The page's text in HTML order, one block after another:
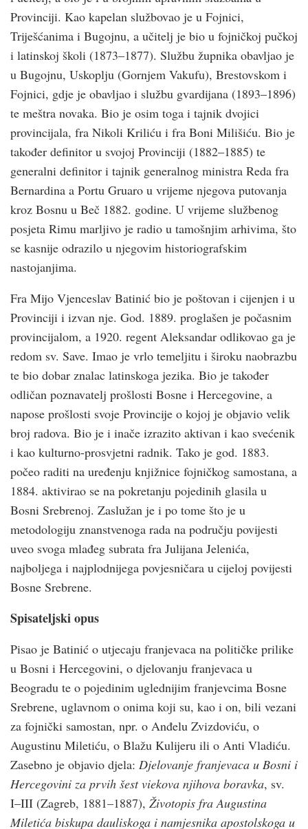
Provinciji. Kao kapelan službovao je u Fojnici,
Triješćanima i Bugojnu, a učitelj je bio u fojničkoj pučkoj
i latinskoj školi (1873–1877). Službu župnika obavljao je
u Bugojnu, Uskoplju (Gornjem Vakufu), Brestovskom i
Fojnici, gdje je obavljao i službu gvardijana (1893–1896)
te meštra novaka. Bio je osim toga i tajnik dvojici
provincijala, fra Nikoli Kriliću i fra Boni Milišiću. Bio je
također definitor u svojoj Provinciji (1882–1885) te
generalni definitor i tajnik generalnog ministra Reda fra
Bernardina a Portu Gruaro u vrijeme njegova putovanja
kroz Bosnu u Beč 1882. godine. U vrijeme službenog
posjeta Rimu marljivo je radio u tamošnjim arhivima, što
se kasnije odrazilo u njegovim historiografskim
nastojanjima.
Fra Mijo Vjenceslav Batinić bio je poštovan i cijenjen i u
Provinciji i izvan nje. God. 1889. proglašen je počasnim
provincijalom, a 1920. regent Aleksandar odlikovao ga je
redom sv. Save. Imao je vrlo temeljitu i široku naobrazbu
te bio dobar znalac latinskoga jezika. Bio je također
odličan poznavatelj prošlosti Bosne i Hercegovine, a
napose prošlosti svoje Provincije o kojoj je objavio velik
broj radova. Bio je i inače izrazito aktivan i kao svećenik
i kao kulturno-prosvjetni radnik. Tako je god. 1883.
počeo raditi na uređenju knjižnice fojničkog samostana, a
1884. aktivirao se na pokretanju pojedinih glasila u
Bosni Srebrenoj. Zaslužan je i po tome što je u
metodologiju znanstvenoga rada na području povijesti
uveo svoga mlađeg subrata fra Julijana Jelenića,
najboljega i najplodnijega povjesničara u cijeloj povijesti
Bosne Srebrene.
Spisateljski opus
Pisao je Batinić o utjecaju franjevaca na političke prilike
u Bosni i Hercegovini, o djelovanju franjevaca u
Beogradu te o pojedinim uglednijim franjevcima Bosne
Srebrene, uglavnom o onima koji su, kao i on, bili vezani
za fojnički samostan, npr. o Anđelu Zvizdoviću, o
Augustinu Miletiću, o Blažu Kulijeru ili o Anti Vladiću.
Zasebno je objavio djela: Djelovanje franjevaca u Bosni i
Hercegovini za prvih šest viekova njihova boravka, sv.
I–III (Zagreb, 1881–1887), Životopis fra Augustina
Miletića biskupa dauliskoga i namjesnika apostolskoga u